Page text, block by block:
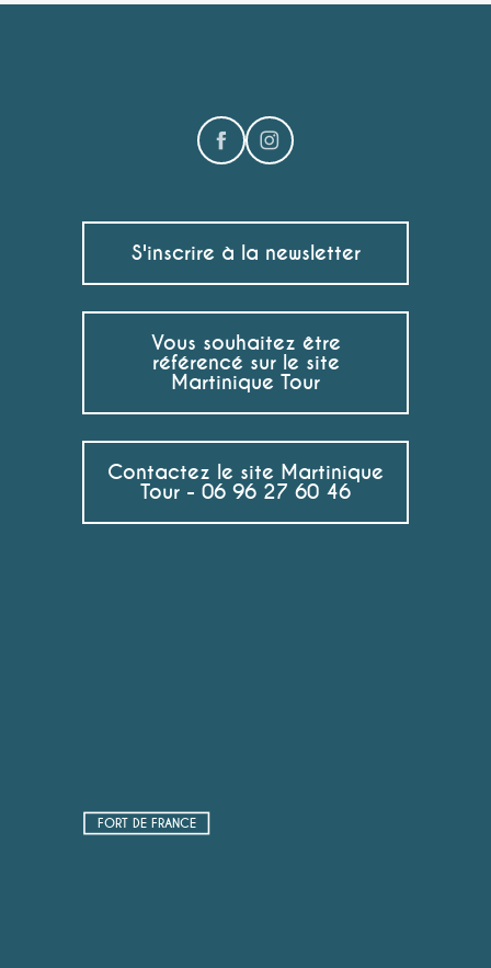
S'inscrire à la newsletter
Vous souhaitez être
référencé sur le site
Martinique Tour
Contactez le site Martinique
Tour - 06 96 27 60 46
FORT DE FRANCE